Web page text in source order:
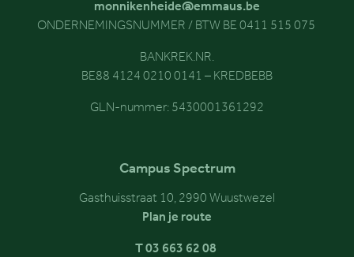
monnikenheide@emmaus.be
ONDERNEMINGSNUMMER / BTW BE 0411 515 075
BANKREK.NR.
BE88 4124 0210 0141 – KREDBEBB
GLN-nummer: 5430001361292
Campus Spectrum
Gasthuisstraat 10, 2990 Wuustwezel
Plan je route
T 03 663 62 08